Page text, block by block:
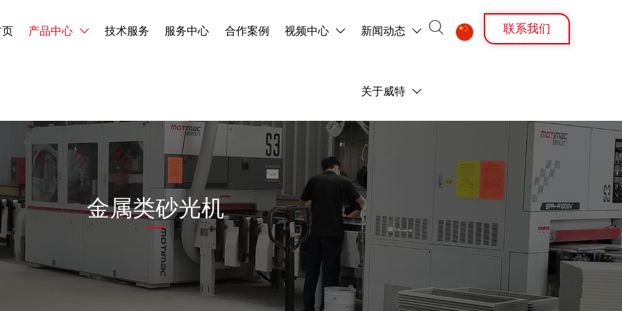
产品中心  技术服务 服务中心 合作案例 视频中心  新闻动态 
关于威特 
  联系我们
金属类砂光机